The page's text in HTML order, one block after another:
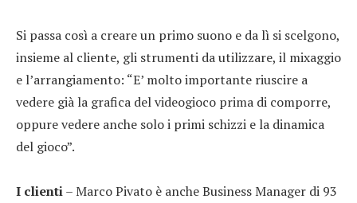
Si passa così a creare un primo suono e da lì si scelgono,
insieme al cliente, gli strumenti da utilizzare, il mixaggio
e l’arrangiamento: “E’ molto importante riuscire a
vedere già la grafica del videogioco prima di comporre,
oppure vedere anche solo i primi schizzi e la dinamica
del gioco”.
I clienti– Marco Pivato è anche Business Manager di 93